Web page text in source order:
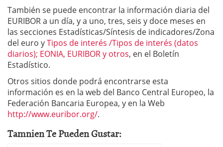
También se puede encontrar la información diaria del
EURIBOR a un día, y a uno, tres, seis y doce meses en
las secciones Estadísticas/Síntesis de indicadores/Zona
del euro yTipos de interés /Tipos de interés (datos
diarios); EONIA, EURIBOR y otros, en el Boletín
Estadístico.
Otros sitios donde podrá encontrarse esta
información es en la web del Banco Central Europeo, la
Federación Bancaria Europea, y en la Web
http://www.euribor.org/.
Tamnien Te Pueden Gustar: